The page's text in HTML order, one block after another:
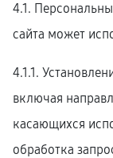
4.1.
сайта может
4.1.1.
включая
касающихся
обработка